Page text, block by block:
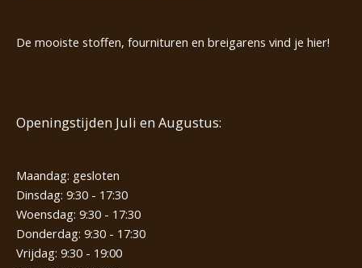
De mooiste stoffen, fournituren en breigarens vind je hier!
Openingstijden Juli en Augustus:
Maandag: gesloten
Dinsdag: 9:30 - 17:30
Woensdag: 9:30 - 17:30
Donderdag: 9:30 - 17:30
Vrijdag: 9:30 - 19:00